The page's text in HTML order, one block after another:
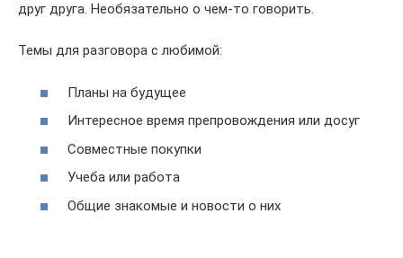
друг друга. Необязательно о чем-то говорить.
Темы для разговора с любимой:
Планы на будущее
Интересное время препровождения или досуг
Совместные покупки
Учеба или работа
Общие знакомые и новости о них